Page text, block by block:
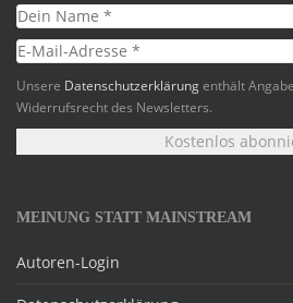
Unsere Datenschutzerklärungenthält
Widerrufsrecht des Newsletters.
MEINUNG STATT MAINSTREAM
Autoren-Login